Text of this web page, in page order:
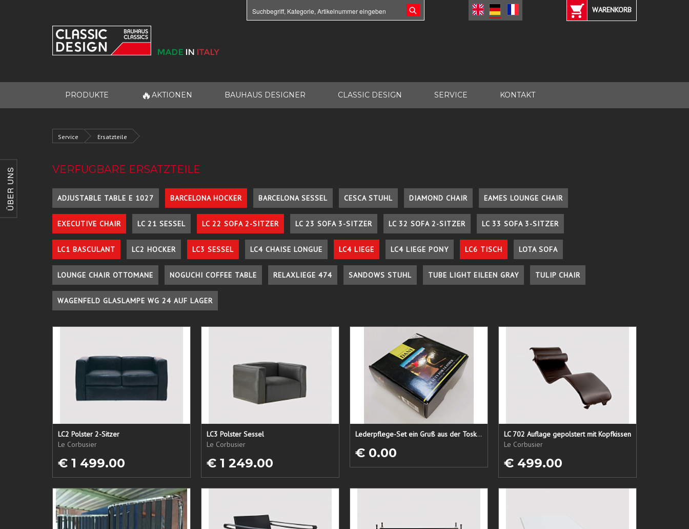
ÜBER UNS
WARENKORB
PRODUKTE 🔥 AKTIONEN BAUHAUS DESIGNER CLASSIC DESIGN SERVICE KONTAKT
Service Ersatzteile
VERFÜGBARE ERSATZTEILE
ADJUSTABLE TABLE E 1027 BARCELONA HOCKER BARCELONA SESSEL CESCA STUHL DIAMOND CHAIR EAMES LOUNGE CHAIR
EXECUTIVE CHAIR LC 21 SESSEL LC 22 SOFA 2-SITZER LC 23 SOFA 3-SITZER LC 32 SOFA 2-SITZER LC 33 SOFA 3-SITZER
LC1 BASCULANT LC2 HOCKER LC3 SESSEL LC4 CHAISE LONGUE LC4 LIEGE LC4 LIEGE PONY LC6 TISCH LOTA SOFA
LOUNGE CHAIR OTTOMANE NOGUCHI COFFEE TABLE RELAXLIEGE 474 SANDOWS STUHL TUBE LIGHT EILEEN GRAY TULIP CHAIR
WAGENFELD GLASLAMPE WG 24 AUF LAGER
LC2 Polster 2-Sitzer
Le Corbusier
€ 1 499.00
LC3 Polster Sessel
Le Corbusier
€ 1 249.00
Lederpflege-Set ein Gruß aus der Toskana...
€ 0.00
LC 702 Auflage gepolstert mit Kopfkissen
Le Corbusier
€ 499.00